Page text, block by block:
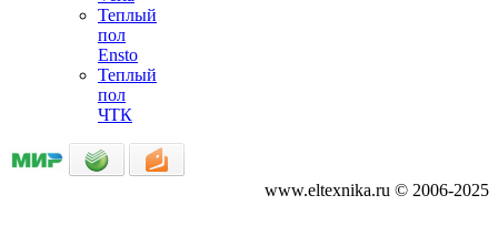
Теплый
пол
Ensto
Теплый
пол
ЧТК
www.eltexnika.ru © 2006-2025